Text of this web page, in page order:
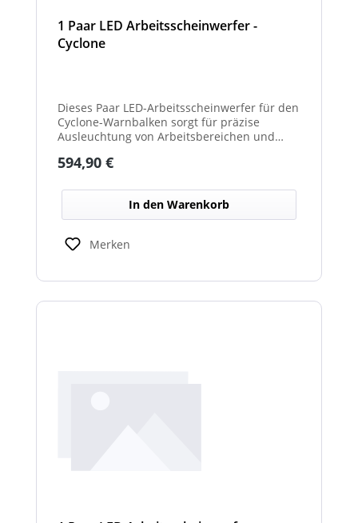
1 Paar LED Arbeitsscheinwerfer -
Cyclone
Dieses Paar LED-Arbeitsscheinwerfer für den
Cyclone-Warnbalken sorgt für präzise
Ausleuchtung von Arbeitsbereichen und
schlechten Lichtverhältnissen.
Regulärer Preis:
594,90 €
In den Warenkorb
Merken